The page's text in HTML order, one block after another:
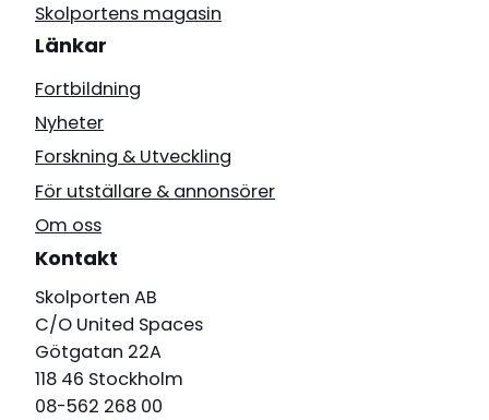
Skolportens magasin
Länkar
Fortbildning
Nyheter
Forskning & Utveckling
För utställare & annonsörer
Om oss
Kontakt
Skolporten AB
C/O United Spaces
Götgatan 22A
118 46 Stockholm
08-562 268 00